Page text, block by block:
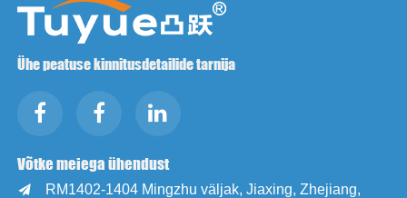
Ühe peatuse kinnitusdetailide tarnija
Võtke meiega ühendust
 RM1402-1404 Mingzhu väljak, Jiaxing, Zhejiang,